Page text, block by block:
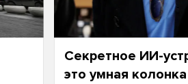
Секретное ИИ-
это умная